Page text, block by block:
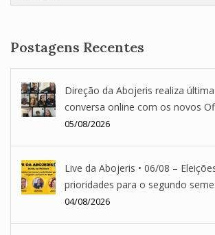
Postagens Recentes
Direção da Abojeris realiza
conversa online com os novos
05/08/2026
Live da Abojeris • 06/08 –
prioridades para o segundo
04/08/2026